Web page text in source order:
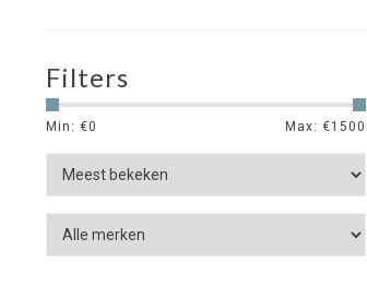
Filters
Min: €0 Max: €1500